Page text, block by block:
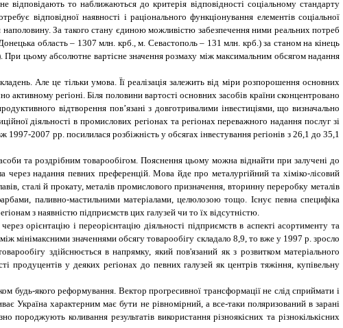
то наближаються до критерія відповідності соціальному стандарту
відповідної наявності і раціонального функціонування елементів соціальної
За такого стану єдиною можливістю забезпечення ними реальних потреб
область – 1307 млн. крб., м. Севастополь – 131 млн. крб.) за станом на кінець
цьому абсолютне вартісне значення розмаху між максимальним обсягом надання
Але це тільки умова. Її реалізація залежить від міри розпорошення основних
активному регіоні. Біля половини вартості основних засобів країни сконцентровано
відтворення пов’язані з довготривалими інвестиціями, що визначально
діяльності в промислових регіонах та регіонах переважного надання послуг зі
2007 рр. посилилася розбіжність у обсягах інвестування регіонів з 26,1 до 35,1
та роздрібним товарообігом. Пояснення цьому можна віднайти при залучені до
через надання певних преференцій. Мова йде про металургійний та хіміко-лісовий
сталі й прокату, металів промислового призначення, вторинну переробку металів
паливно-мастильними матеріалами, целюлозою тощо. Існує певна специфіка
з наявністю підприємств цих галузей чи то їх відсутністю.
орієнтацію і переорієнтацію діяльності підприємств в аспекті асортименту та
мінімаксними значеннями обсягу товарообігу складало 8,9, то вже у 1997 р. зросло
здійснюється в напрямку, який пов'язаний як з розвитком матеріального
у деяких регіонах до певних галузей як центрів тяжіння, купівельну
будь-якого реформування. Вектор прогресивної трансформації не слід сприймати і
Україна характерним має бути не рівномірний, а все-таки поляризований в зарані
коливання результатів використання різноякісних та різнокількісних